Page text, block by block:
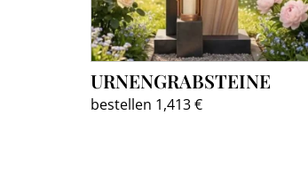
URNENGRABSTEINE
bestellen 1,413 €